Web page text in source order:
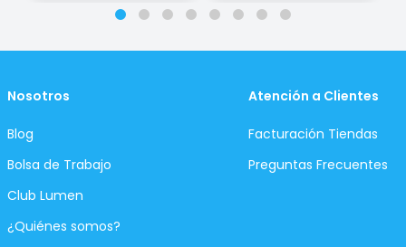
Nosotros
Blog
Bolsa de Trabajo
Club Lumen
¿Quiénes somos?
Atención a Clientes
Facturación Tiendas
Preguntas Frecuentes